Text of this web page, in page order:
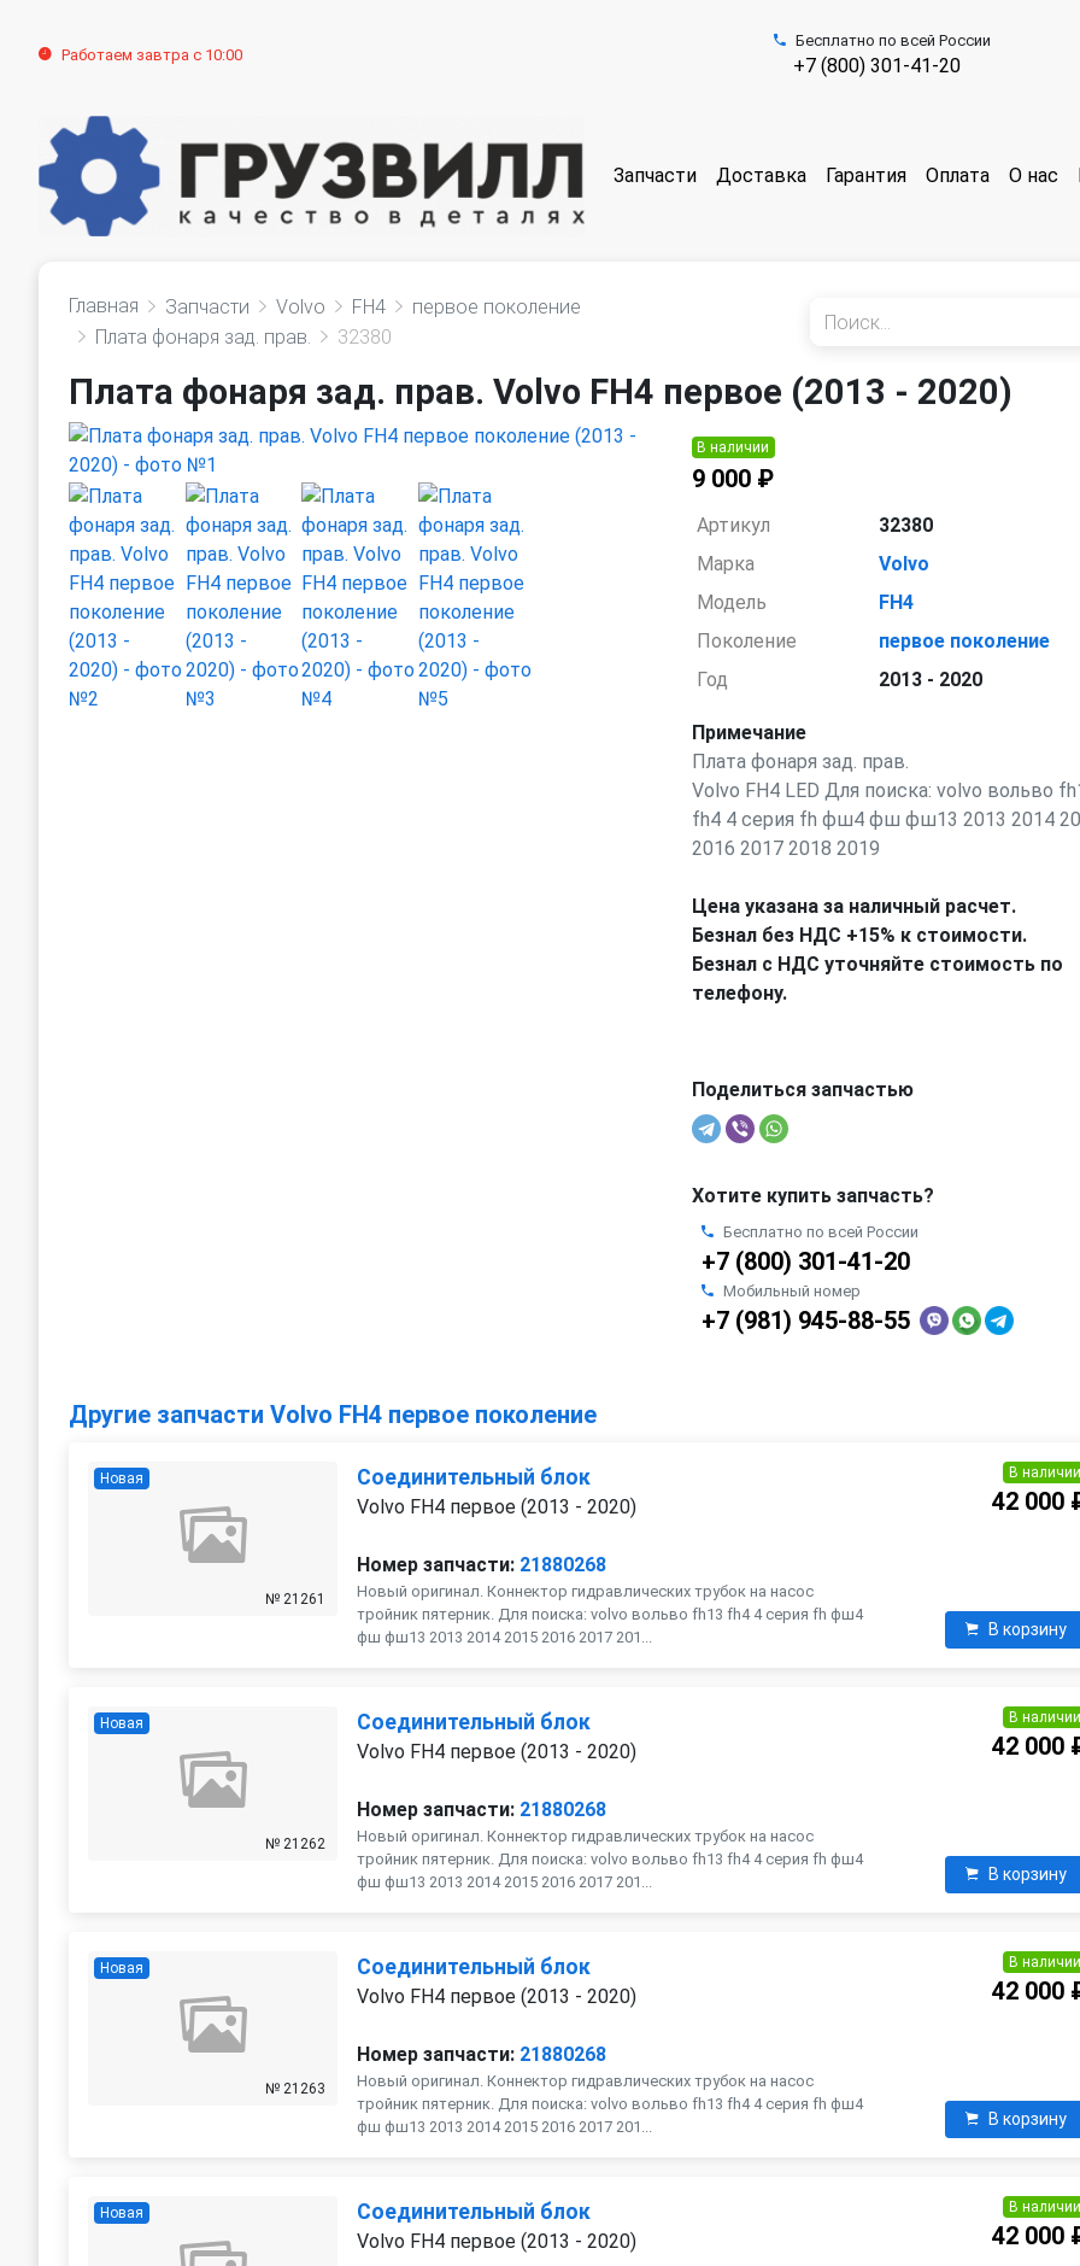
Работаем завтра с 10:00
Бесплатно по всей России
+7 (800) 301-41-20
Запчасти Доставка Гарантия Оплата О нас
Главная Запчасти Volvo FH4
первое поколение
Плата фонаря зад. прав.
32380
Плата фонаря зад. прав. Volvo FH4 первое (2013 - 2020)
В наличии
9 000 ₽
Артикул
32380
Марка
Volvo
Модель
FH4
Поколение
первое поколение
Год
2013 - 2020
Примечание
Плата фонаря зад. прав.
Volvo FH4 LED Для поиска: volvo вольво
fh4 4 серия fh фш4 фш фш13 2013 2014
2016 2017 2018 2019
Цена указана за наличный расчет.
Безнал без НДС +15% к стоимости.
Безнал с НДС уточняйте стоимость по
телефону.
Поделиться запчастью
Хотите купить запчасть?
Бесплатно по всей России
+7 (800) 301-41-20
Мобильный номер
+7 (981) 945-88-55
Другие запчасти Volvo FH4 первое поколение
Новая
№ 21261
Соединительный блок
Volvo FH4 первое (2013 - 2020)
Номер запчасти: 21880268
Новый оригинал. Коннектор гидравлических трубок на насос
тройник пятерник. Для поиска: volvo вольво fh13 fh4 4 серия fh фш4
фш фш13 2013 2014 2015 2016 2017 201...
В наличии
42 000
В корзину
Новая
№ 21262
Соединительный блок
Volvo FH4 первое (2013 - 2020)
Номер запчасти: 21880268
Новый оригинал. Коннектор гидравлических трубок на насос
тройник пятерник. Для поиска: volvo вольво fh13 fh4 4 серия fh фш4
фш фш13 2013 2014 2015 2016 2017 201...
В наличии
42 000
В корзину
Новая
№ 21263
Соединительный блок
Volvo FH4 первое (2013 - 2020)
Номер запчасти: 21880268
Новый оригинал. Коннектор гидравлических трубок на насос
тройник пятерник. Для поиска: volvo вольво fh13 fh4 4 серия fh фш4
фш фш13 2013 2014 2015 2016 2017 201...
В наличии
42 000
В корзину
Новая Соединительный блок
Volvo FH4 первое (2013 - 2020)
В наличии
42 000